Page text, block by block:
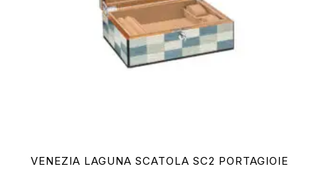
VENEZIA LAGUNA SCATOLA SC2 PORTAGIOIE